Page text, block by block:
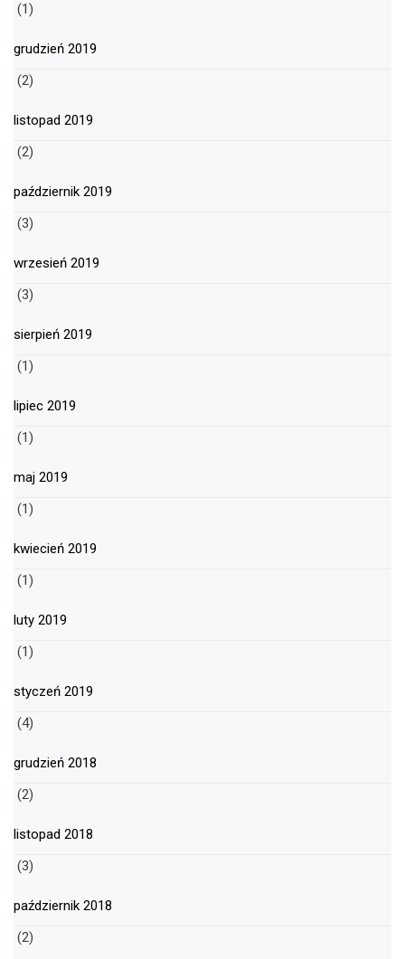
(1)
grudzień 2019
(2)
listopad 2019
(2)
październik 2019
(3)
wrzesień 2019
(3)
sierpień 2019
(1)
lipiec 2019
(1)
maj 2019
(1)
kwiecień 2019
(1)
luty 2019
(1)
styczeń 2019
(4)
grudzień 2018
(2)
listopad 2018
(3)
październik 2018
(2)